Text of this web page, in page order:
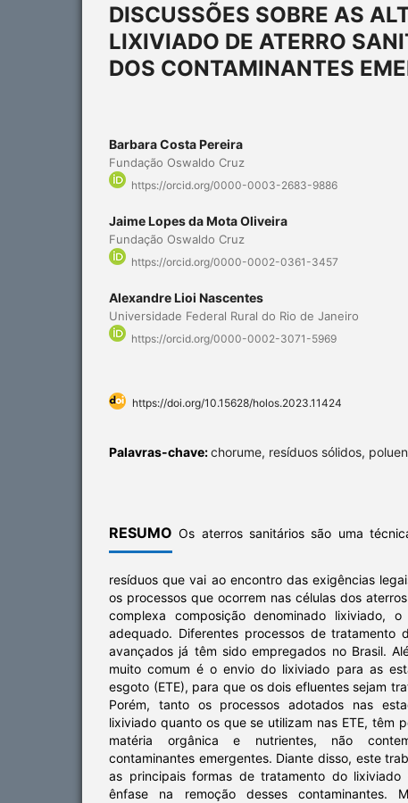
DISCUSSÕES SOBRE AS
LIXIVIADO DE ATERRO
DOS CONTAMINANTES
Barbara Costa Pereira
Fundação Oswaldo Cruz
https://orcid.org/0000-0003-2683-9886
Jaime Lopes da Mota Oliveira
Fundação Oswaldo Cruz
https://orcid.org/0000-0002-0361-3457
Alexandre Lioi Nascentes
Universidade Federal Rural do Rio de Janeiro
https://orcid.org/0000-0002-3071-5969
https://doi.org/10.15628/holos.2023.11424
Palavras-chave:chorume, resíduos sólidos,
RESUMO Os aterros sanitários são uma
resíduos que vai ao encontro das exigências
os processos que ocorrem nas células dos
complexa composição denominado lixiviado,
adequado. Diferentes processos de tratamento
avançados já têm sido empregados no Brasil.
muito comum é o envio do lixiviado para as
esgoto (ETE), para que os dois efluentes sejam
Porém, tanto os processos adotados nas
lixiviado quanto os que se utilizam nas ETE, têm
matéria orgânica e nutrientes, não
contaminantes emergentes. Diante disso, este
as principais formas de tratamento do lixiviado
ênfase na remoção desses contaminantes.